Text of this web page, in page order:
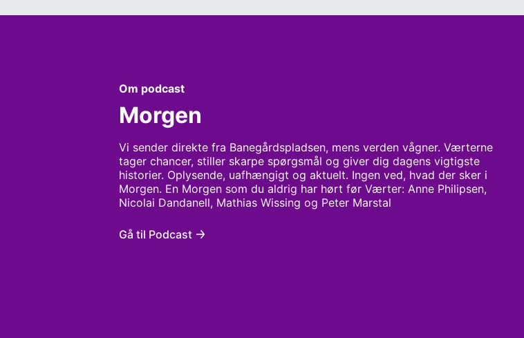
Om podcast
Morgen
Vi sender direkte fra Banegårdspladsen, mens verden vågner. Værterne
tager chancer, stiller skarpe spørgsmål og giver dig dagens vigtigste
historier. Oplysende, uafhængigt og aktuelt. Ingen ved, hvad der sker i
Morgen. En Morgen som du aldrig har hørt før Værter: Anne Philipsen,
Nicolai Dandanell, Mathias Wissing og Peter Marstal
Gå til Podcast